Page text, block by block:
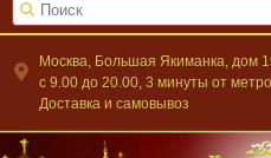
Москва, Большая Якиманка, дом
c 9.00 до 20.00, 3 минуты от
Доставка и самовывоз